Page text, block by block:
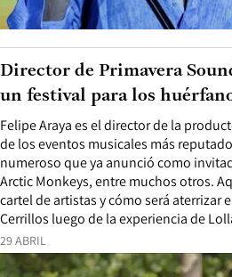
29 ABRIL
Felipe Araya es el director de la
de los eventos musicales más
numeroso que ya anunció como
Arctic Monkeys, entre muchos otros.
cartel de artistas y cómo será aterrizar
Cerrillos luego de la experiencia de
Director de Primavera
un festival para los